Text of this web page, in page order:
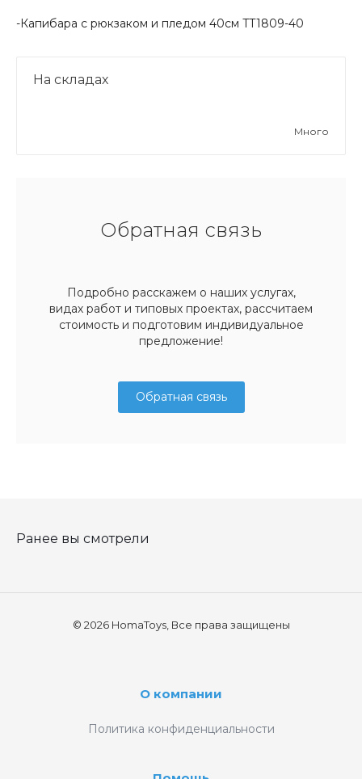
-Капибара с рюкзаком и пледом 40см TT1809-40
На складах
Много
Обратная связь
Подробно расскажем о наших услугах,
видах работ и типовых проектах, рассчитаем
стоимость и подготовим индивидуальное
предложение!
Обратная связь
Ранее вы смотрели
© 2026 HomaToys, Все права защищены
О компании
Политика конфиденциальности